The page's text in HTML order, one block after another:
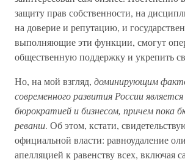
защиту прав собственности, на
на доверие и репутацию, и
выполняющие эти функции, смогут
общественную поддержку и укрепить
Но, на мой взгляд, доминирующим
современного развития России
бюрократией и бизнесом, причем пока
реванш. Об этом, кстати,
официальной власти: равноудаление
апелляцией к равенству всех, включая